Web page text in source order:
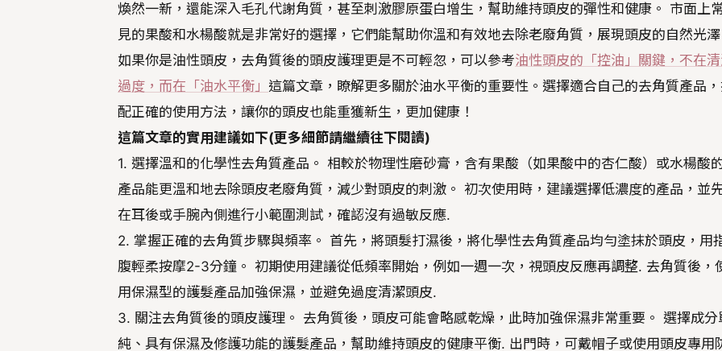
煥然一新，還能深入毛孔代謝角質，甚至刺激膠原蛋白增生，幫助維持頭皮的彈性和健康。 市面上
見的果酸和水楊酸就是非常好的選擇，它們能幫助你溫和有效地去除老廢角質，展現頭皮的自然光
如果你是油性頭皮，去角質後的頭皮護理更是不可輕忽，可以參考油性頭皮的「控油」關鍵，不在
過度，而在「油水平衡」 這篇文章，瞭解更多關於油水平衡的重要性。選擇適合自己的去角質產品
配正確的使用方法，讓你的頭皮也能重獲新生，更加健康！
這篇文章的實用建議如下(更多細節請繼續往下閱讀)
1. 選擇溫和的化學性去角質產品。 相較於物理性磨砂膏，含有果酸（如果酸中的杏仁酸）或水楊酸
產品能更溫和地去除頭皮老廢角質，減少對頭皮的刺激。 初次使用時，建議選擇低濃度的產品，並
在耳後或手腕內側進行小範圍測試，確認沒有過敏反應.
2. 掌握正確的去角質步驟與頻率。 首先，將頭髮打濕後，將化學性去角質產品均勻塗抹於頭皮，用
腹輕柔按摩2-3分鐘。 初期使用建議從低頻率開始，例如一週一次，視頭皮反應再調整. 去角質後，
用保濕型的護髮產品加強保濕，並避免過度清潔頭皮.
3. 關注去角質後的頭皮護理。 去角質後，頭皮可能會略感乾燥，此時加強保濕非常重要。 選擇成分
純、具有保濕及修護功能的護髮產品，幫助維持頭皮的健康平衡. 出門時，可戴帽子或使用頭皮專用